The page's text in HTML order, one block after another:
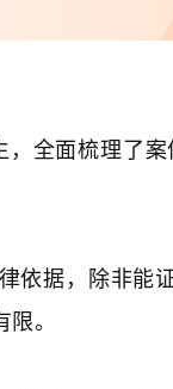
全面梳理了
依据，除非能
。